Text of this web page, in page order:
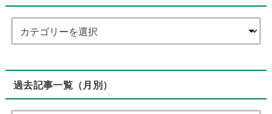
過去記事一覧（月別）